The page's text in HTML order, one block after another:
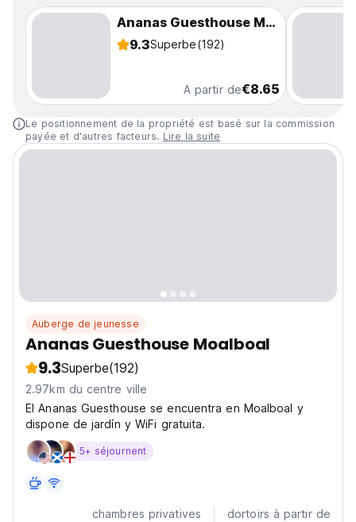
Ananas Guesthouse Moalboal
9.3Superbe(192)
A partir de€8.65
Le positionnement de la propriété est basé sur la commission
payée et d'autres facteurs. Lire la suite
Auberge de jeunesse
Ananas Guesthouse Moalboal
9.3Superbe(192)
2.97km du centre ville
El Ananas Guesthouse se encuentra en Moalboal y
dispone de jardín y WiFi gratuita.
5+ séjournent
chambres privatives dortoirs à partir de